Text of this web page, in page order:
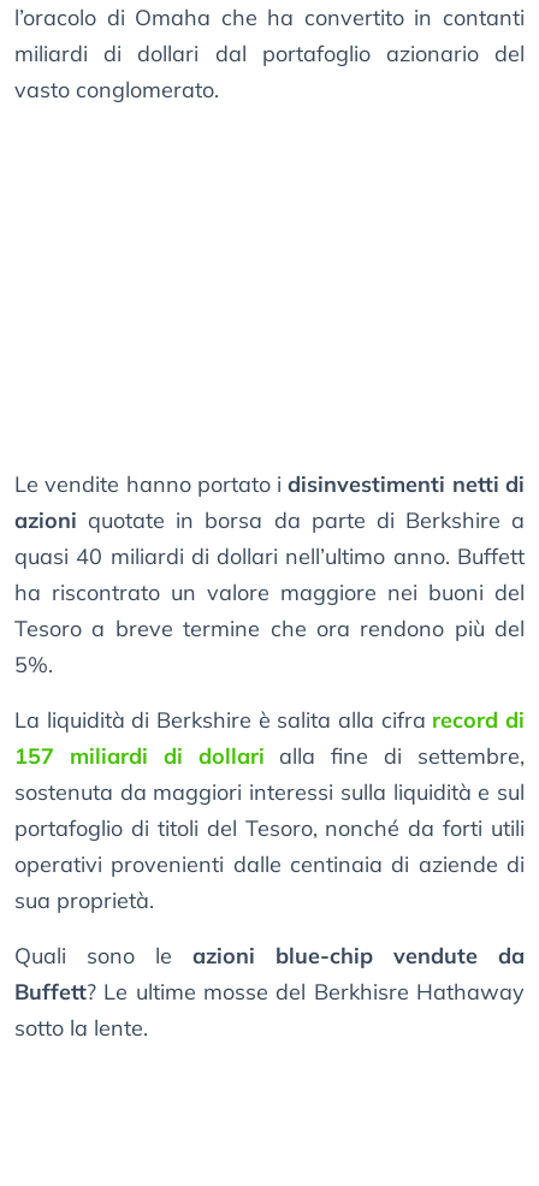
l’oracolo di Omaha che ha convertito in contanti
miliardi di dollari dal portafoglio azionario del
vasto conglomerato.
Le vendite hanno portato idisinvestimenti netti di
azioni quotate in borsa da parte di Berkshire a
quasi 40 miliardi di dollari nell’ultimo anno. Buffett
ha riscontrato un valore maggiore nei buoni del
Tesoro a breve termine che ora rendono più del
5%.
La liquidità di Berkshire è salita alla cifra record di
157 miliardi di dollari alla fine di settembre,
sostenuta da maggiori interessi sulla liquidità e sul
portafoglio di titoli del Tesoro, nonché da forti utili
operativi provenienti dalle centinaia di aziende di
sua proprietà.
Quali sono le azioni blue-chip vendute da
Buffett? Le ultime mosse del Berkhisre Hathaway
sotto la lente.